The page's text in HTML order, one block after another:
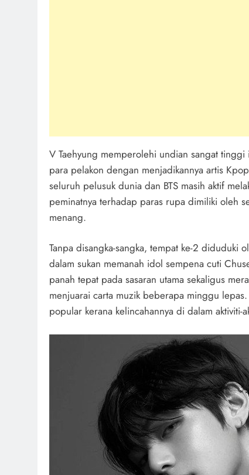
V Taehyung memperolehi undian sangat
para pelakon dengan menjadikannya artis
seluruh pelusuk dunia dan BTS masih aktif
peminatnya terhadap paras rupa dimiliki oleh
menang.
Tanpa disangka-sangka, tempat ke-2 diduduki
dalam sukan memanah idol sempena cuti
panah tepat pada sasaran utama sekaligus
menjuarai carta muzik beberapa minggu
popular kerana kelincahannya di dalam aktiviti-